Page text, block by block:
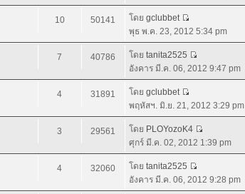
10 50141 โดย gclubbet
พุธ พ.ค. 23, 2012 5:34 pm
7 40786 โดย tanita2525
อังคาร มี.ค. 06, 2012 9:47 pm
4 31891 โดย gclubbet
พฤหัสฯ. มิ.ย. 21, 2012 3:29 pm
3 29561 โดย PLOYozoK4
ศุกร์ มี.ค. 02, 2012 1:39 pm
4 32060 โดย tanita2525
อังคาร มี.ค. 06, 2012 9:28 pm